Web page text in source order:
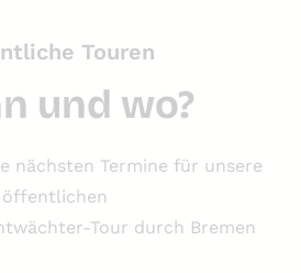
Touren
und wo?
nächsten Termine für unsere
öffentlichen
Tour durch Bremen